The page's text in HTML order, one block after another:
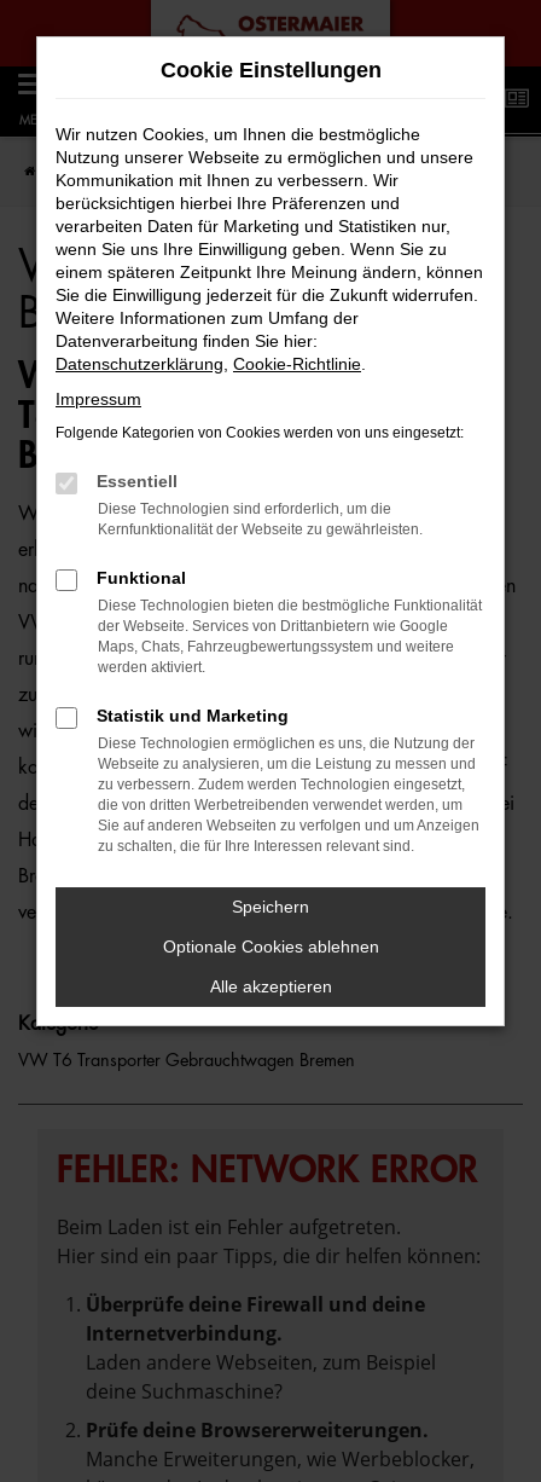
Zum
Hauptinhalt
springen
MENÜ
Startseite Bremen VW VW T6 Transporter für Bremen Top Angebote
VW T6 Transporter für
Bremen Top Angebote
WIE WÄRE ES MIT EINEM VW
T6 TRANSPORTER FÜR
BREMEN?
Wer zu uns und damit zur Auto-Familie Ostermaier kommt,
erhält viele Vorschläge rund um die Mobilität. Das gilt
natürlich auch für Bremen und Umgebung, wo wir gerne den
VW T6 Transporter empfehlen. Die Rede ist von einem
rundum bewährten und zuverlässigen Fahrzeug, das perfekt
zu nahezu jedem Anspruch in Bremen passt. Gerne lassen
wir Sie bei uns vor Ort einsteigen oder übernehmen die
komplette Beratung auf digitalem Weg. Der Vorteil liegt auf
der Hand, denn so erhalten Sie Ihren VW T6 Transporter frei
Haus und erfreuen sich an der direkten Lieferung nach
Bremen ohne für den Autokauf Ihre eigenen vier Wände zu
verlassen. Klingt gut? Dann kontaktieren Sie uns noch heute.
Kategorie
VW T6 Transporter Gebrauchtwagen Bremen
FEHLER: NETWORK ERROR
Beim Laden ist ein Fehler aufgetreten.
Hier sind ein paar Tipps, die dir helfen können:
Überprüfe deine Firewall und deine
Internetverbindung.
Laden andere Webseiten, zum Beispiel
deine Suchmaschine?
Prüfe deine Browsererweiterungen.
Manche Erweiterungen, wie Werbeblocker,
Cookie Einstellungen
Wir nutzen Cookies, um Ihnen die bestmögliche
Nutzung unserer Webseite zu ermöglichen und unsere
Kommunikation mit Ihnen zu verbessern. Wir
berücksichtigen hierbei Ihre Präferenzen und
verarbeiten Daten für Marketing und Statistiken nur,
wenn Sie uns Ihre Einwilligung geben. Wenn Sie zu
einem späteren Zeitpunkt Ihre Meinung ändern, können
Sie die Einwilligung jederzeit für die Zukunft widerrufen.
Weitere Informationen zum Umfang der
Datenverarbeitung finden Sie hier:
Datenschutzerklärung Cookie-Richtlinie
Impressum
Folgende Kategorien von Cookies werden von uns eingesetzt:
Essentiell
Diese Technologien sind erforderlich, um die
Kernfunktionalität der Webseite zu gewährleisten.
Funktional
Diese Technologien bieten die bestmögliche Funktionalität
der Webseite. Services von Drittanbietern wie Google
Maps, Chats, Fahrzeugbewertungssystem und weitere
werden aktiviert.
Statistik und Marketing
Diese Technologien ermöglichen es uns, die Nutzung der
Webseite zu analysieren, um die Leistung zu messen und
zu verbessern. Zudem werden Technologien eingesetzt,
die von dritten Werbetreibenden verwendet werden, um
Sie auf anderen Webseiten zu verfolgen und um Anzeigen
zu schalten, die für Ihre Interessen relevant sind.
Speichern
Optionale Cookies ablehnen
Alle akzeptieren